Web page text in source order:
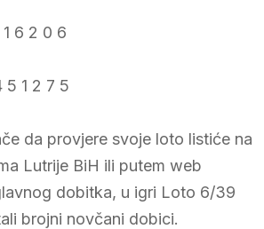
1 6 2 0 6
5 1 2 7 5
da provjere svoje loto listiće na
Lutrije BiH ili putem web
dobitka, u igri Loto 6/39
brojni novčani dobici.